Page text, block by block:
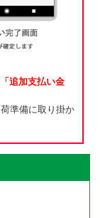
「追加支払い金
準備に取り掛か